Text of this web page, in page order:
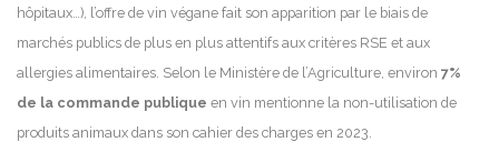
hôpitaux…), l’offre de vin végane fait son apparition par le biais de
marchés publics de plus en plus attentifs aux critères RSE et aux
allergies alimentaires. Selon le Ministère de l’Agriculture, environ 7%
de la commande publique en vin mentionne la non-utilisation de
produits animaux dans son cahier des charges en 2023.